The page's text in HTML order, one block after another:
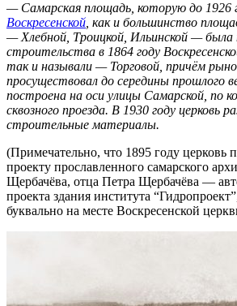
— Самарская площадь, которую до 1926
Воскресенской , как и большинство
— Хлебной, Троицкой, Ильинской — была
строительства в 1864 году
так и называли — Торговой, причём
просуществовал до середины прошлого
построена на оси улицы Самарской, по
сквозного проезда. В 1930 году церковь
строительные материалы.
(Примечательно, что 1895 году церковь
проекту прославленного самарского
Щербачёва, отца Петра Щербачёва —
проекта здания института
буквально на месте Воскресенской